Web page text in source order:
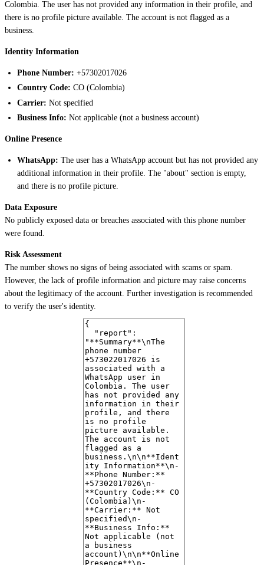
Colombia. The user has not provided any information in their profile, and
there is no profile picture available. The account is not flagged as a
business.
Identity Information
Phone Number: +57302017026
Country Code: CO (Colombia)
Carrier: Not specified
Business Info: Not applicable (not a business account)
Online Presence
WhatsApp: The user has a WhatsApp account but has not provided any
additional information in their profile. The "about" section is empty,
and there is no profile picture.
Data Exposure
No publicly exposed data or breaches associated with this phone number
were found.
Risk Assessment
The number shows no signs of being associated with scams or spam.
However, the lack of profile information and picture may raise concerns
about the legitimacy of the account. Further investigation is recommended
to verify the user's identity.
The user has not updated their WhatsApp profile with any information
The account is not associated with any known breaches or data leaks.